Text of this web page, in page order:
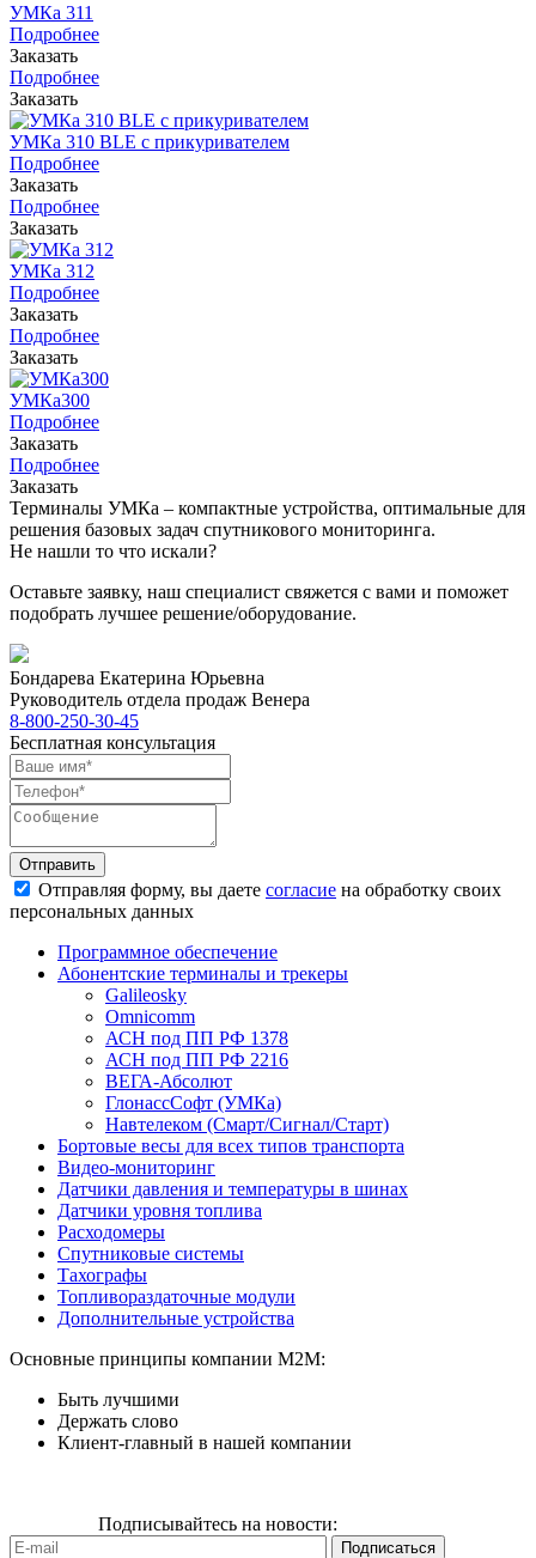
УМКа 311
Подробнее
Заказать
Подробнее
Заказать
УМКа 310 BLE с прикуривателем
Подробнее
Заказать
Подробнее
Заказать
УМКа 312
Подробнее
Заказать
Подробнее
Заказать
УМКа300
Подробнее
Заказать
Подробнее
Заказать
Терминалы УМКа – компактные устройства, оптимальные для
решения базовых задач спутникового мониторинга.
Не нашли то что искали?
Оставьте заявку, наш специалист свяжется с вами и поможет
подобрать лучшее решение/оборудование.
Бондарева Екатерина Юрьевна
Руководитель отдела продаж Венера
8-800-250-30-45
Бесплатная консультация
Отправить
Отправляя форму, вы даете согласие на обработку своих
персональных данных
Программное обеспечение
Абонентские терминалы и трекеры
Galileosky
Omnicomm
АСН под ПП РФ 1378
АСН под ПП РФ 2216
ВЕГА-Абсолют
ГлонассСофт (УМКа)
Навтелеком (Смарт/Сигнал/Старт)
Бортовые весы для всех типов транспорта
Видео-мониторинг
Датчики давления и температуры в шинах
Датчики уровня топлива
Расходомеры
Спутниковые системы
Тахографы
Топливораздаточные модули
Дополнительные устройства
Основные принципы компании М2М:
Быть лучшими
Держать слово
Клиент-главный в нашей компании
Подписывайтесь на новости: